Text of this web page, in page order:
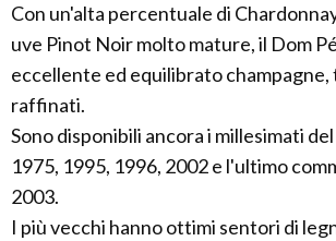
Con un'alta percentuale di
uve Pinot Noir molto mature, il Dom
eccellente ed equilibrato champagne,
raffinati.
Sono disponibili ancora i millesimati
1975, 1995, 1996, 2002 e l'ultimo
2003.
I più vecchi hanno ottimi sentori di